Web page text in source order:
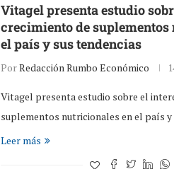
Vitagel presenta estudio
crecimiento de
el país y sus tendencias
PorRedacción Rumbo Económico
Vitagel presenta estudio sobre el
suplementos nutricionales en el país
Leer más